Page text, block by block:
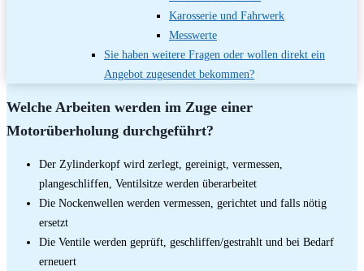
Karosserie und Fahrwerk
Messwerte
Sie haben weitere Fragen oder wollen direkt ein
Angebot zugesendet bekommen?
Welche Arbeiten werden im Zuge einer
Motorüberholung durchgeführt?
Der Zylinderkopf wird zerlegt, gereinigt, vermessen,
plangeschliffen, Ventilsitze werden überarbeitet
Die Nockenwellen werden vermessen, gerichtet und falls nötig
ersetzt
Die Ventile werden geprüft, geschliffen/gestrahlt und bei Bedarf
erneuert